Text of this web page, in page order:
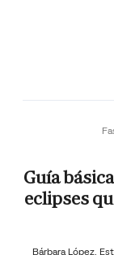
Guía
eclipses
Bárbara López,